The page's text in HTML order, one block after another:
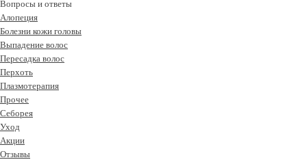
Вопросы и ответы
Алопеция
Болезни кожи головы
Выпадение волос
Пересадка волос
Перхоть
Плазмотерапия
Прочее
Себорея
Уход
Акции
Отзывы